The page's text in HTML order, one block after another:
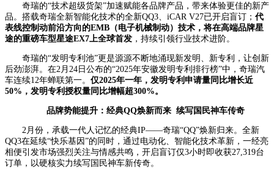
奇瑞的“技术超级货架”加速赋能各品牌产品，带来体验更佳的新产
品。搭载奇瑞全新智能化技术的全新QQ3、iCAR V27已开启盲订； 代
表线控制动前沿方向的EMB（电子机械制动）技术，将在高端品牌星
途的重磅车型星途EX7上全球首发 ，持续引领行业技术进阶。
奇瑞的“发明专利池”更是源源不断地涌现新发明、新专利，让创新
后劲澎湃。在2月24日公布的“2025年安徽发明专利排行榜”中，奇瑞汽
车连续12年蝉联第一。 仅2025年一年，发明专利申请量同比增长近
50%，发明专利授权量同比增幅超300%。
品牌势能提升：经典QQ焕新而来 续写国民神车传奇
2月份，承载一代人记忆的经典IP——奇瑞“QQ”焕新归来。全新
QQ3在延续“快乐基因”的同时，通过电动化、智能化技术革新，一经亮
相便引发市场强烈关注与情感共鸣，开启盲订仅3小时即收获27,319台
订单，以硬核实力续写国民神车新传奇。